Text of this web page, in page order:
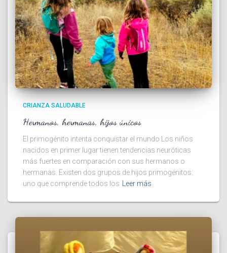
CRIANZA SALUDABLE
Hermanos, hermanas, hijos únicos
El primogénito intenta conquistar el mundo Los niños
nacidos en primer lugar tienen tendencias neuróticas
más fuertes en comparación con sus hermanos o
hermanas. Existen dos grupos de hijos primogénitos:
uno que comprende todos los
Leer más